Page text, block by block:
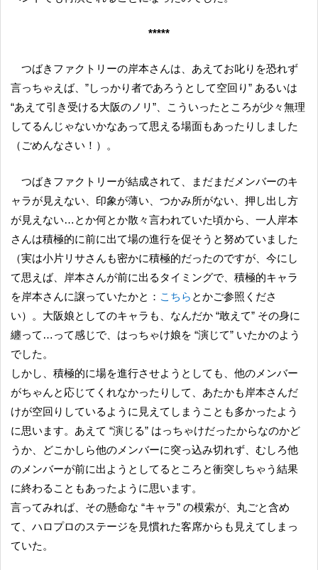
*****
つばきファクトリーの岸本さんは、あえてお叱りを恐れず
言っちゃえば、”しっかり者であろうとして空回り” あるいは
“あえて引き受ける大阪のノリ”、こういったところが少々無理
してるんじゃないかなあって思える場面もあったりしました
（ごめんなさい！）。
つばきファクトリーが結成されて、まだまだメンバーのキ
ャラが見えない、印象が薄い、つかみ所がない、押し出し方
が見えない…とか何とか散々言われていた頃から、一人岸本
さんは積極的に前に出て場の進行を促そうと努めていました
（実は小片リサさんも密かに積極的だったのですが、今にし
て思えば、岸本さんが前に出るタイミングで、積極的キャラ
を岸本さんに譲っていたかと： こちら とかご参照くださ
い）。大阪娘としてのキャラも、なんだか “敢えて” その身に
纏って…って感じで、はっちゃけ娘を “演じて” いたかのよう
でした。
しかし、積極的に場を進行させようとしても、他のメンバー
がちゃんと応じてくれなかったりして、あたかも岸本さんだ
けが空回りしているように見えてしまうことも多かったよう
に思います。あえて “演じる” はっちゃけだったからなのかど
うか、どこかしら他のメンバーに突っ込み切れず、むしろ他
のメンバーが前に出ようとしてるところと衝突しちゃう結果
に終わることもあったように思います。
言ってみれば、その懸命な “キャラ” の模索が、丸ごと含め
て、ハロプロのステージを見慣れた客席からも見えてしまっ
ていた。